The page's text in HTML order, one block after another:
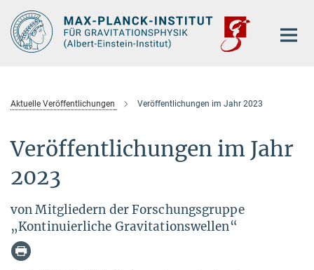
Hauptinhalt
Aktuelle Veröffentlichungen Veröffentlichungen im Jahr 2023
Veröffentlichungen im Jahr
2023
von Mitgliedern der Forschungsgruppe
„Kontinuierliche Gravitationswellen“